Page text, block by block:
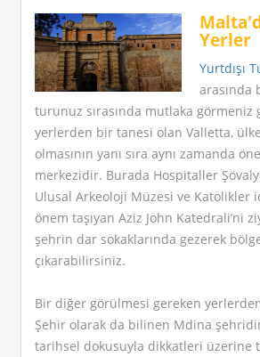
Yerler
Yurtdışı
arasında
turunuz sırasında mutlaka görmeniz
yerlerden bir tanesi olan Valletta,
olmasının yanı sıra aynı zamanda
merkezidir. Burada Hospitaller
Ulusal Arkeoloji Müzesi ve Katolikler
önem taşıyan Aziz John Katedrali’ni
şehrin dar sokaklarında gezerek
çıkarabilirsiniz.
Bir diğer görülmesi gereken
Şehir olarak da bilinen Mdina
tarihsel dokusuyla dikkatleri üzerine